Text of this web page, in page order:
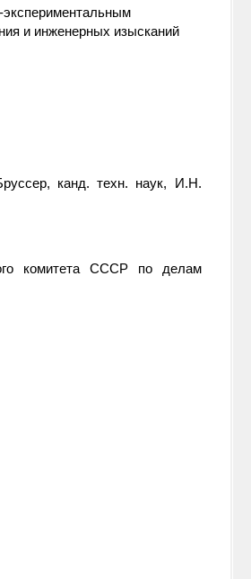
и инженерных изысканий
канд. техн. наук, И.Н.
комитета СССР по делам